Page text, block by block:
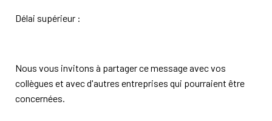
Délai supérieur :
Nous vous invitons à partager ce message avec vos
collègues et avec d'autres entreprises qui pourraient être
concernées.